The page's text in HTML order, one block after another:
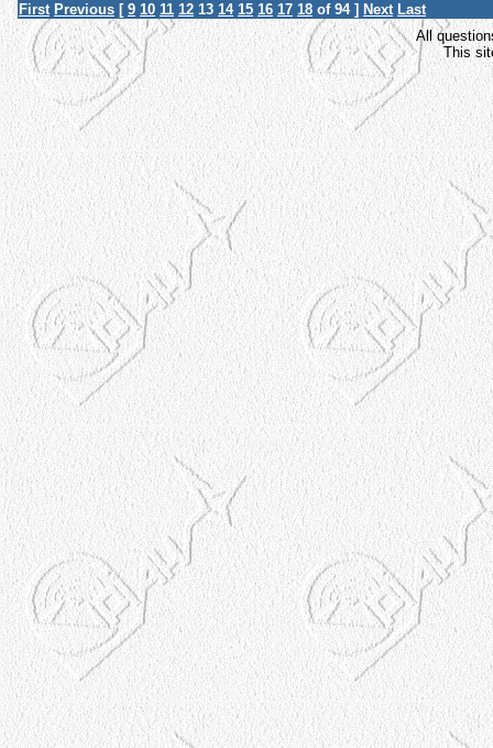
First Previous [ 9 10 11 12 13 14 15 16 17 18 of 94 ] Next Last
All
This